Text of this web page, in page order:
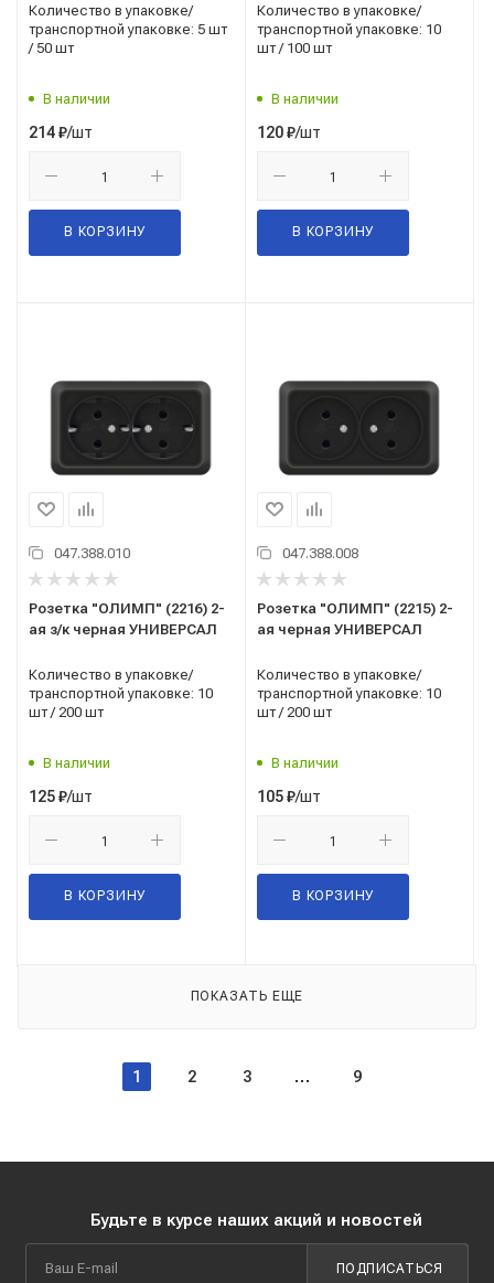
Количество в упаковке/
транспортной упаковке: 5 шт
/ 50 шт
В наличии
214₽/шт
В КОРЗИНУ
Количество в упаковке/
транспортной упаковке: 10
шт / 100 шт
В наличии
120₽/шт
В КОРЗИНУ
047.388.010
Розетка "ОЛИМП" (2216) 2-
ая з/к черная УНИВЕРСАЛ
Количество в упаковке/
транспортной упаковке: 10
шт / 200 шт
В наличии
125₽/шт
В КОРЗИНУ
047.388.008
Розетка "ОЛИМП" (2215) 2-
ая черная УНИВЕРСАЛ
Количество в упаковке/
транспортной упаковке: 10
шт / 200 шт
В наличии
105₽/шт
В КОРЗИНУ
ПОКАЗАТЬ ЕЩЕ
1 2 3 9
Будьте в курсе наших акций и новостей
ПОДПИСАТЬСЯ